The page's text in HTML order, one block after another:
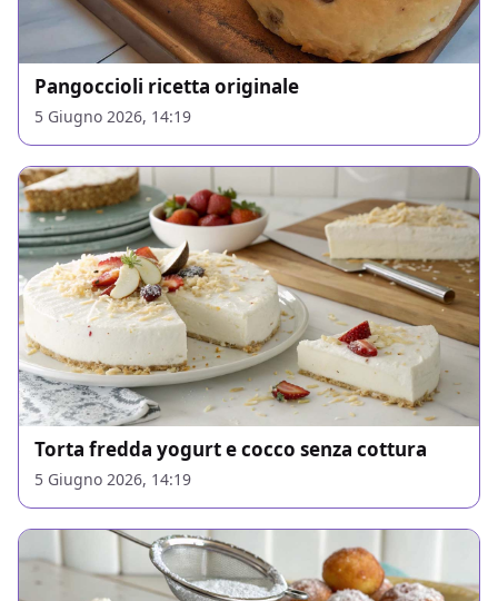
Pangoccioli ricetta originale
5 Giugno 2026, 14:19
Torta fredda yogurt e cocco senza cottura
5 Giugno 2026, 14:19